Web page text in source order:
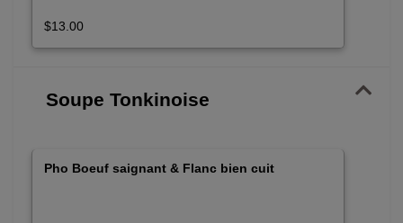
$13.00
Soupe Tonkinoise
Pho Boeuf saignant & Flanc bien cuit